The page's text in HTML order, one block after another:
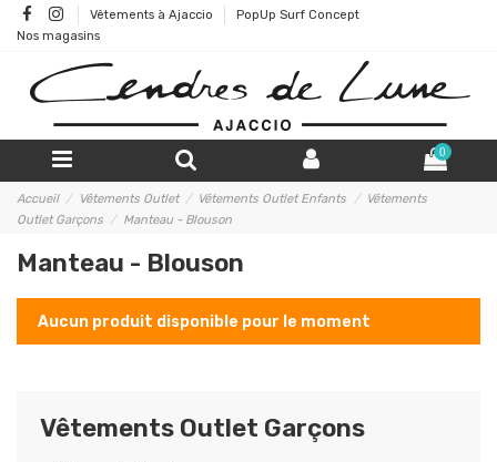
Vêtements à Ajaccio
PopUp Surf Concept
Nos magasins
0
Accueil Vêtements Outlet Vêtements Outlet Enfants
Vêtements
Outlet Garçons
Manteau - Blouson
Manteau - Blouson
Aucun produit disponible pour le moment
Vêtements Outlet Garçons